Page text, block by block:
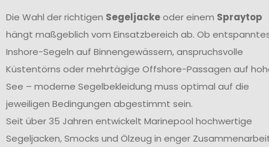
Die Wahl der richtigen Segeljackeoder einem Spraytop
hängt maßgeblich vom Einsatzbereich ab. Ob
Inshore-Segeln auf Binnengewässern, anspruchsvolle
Küstentörns oder mehrtägige Offshore-Passagen auf
See – moderne Segelbekleidung muss optimal auf die
jeweiligen Bedingungen abgestimmt sein.
Seit über 35 Jahren entwickelt Marinepool hochwertige
Segeljacken, Smocks und Ölzeug in enger